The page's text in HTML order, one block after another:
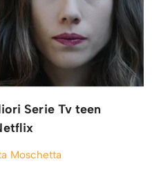
Serie Tv teen
Moschetta